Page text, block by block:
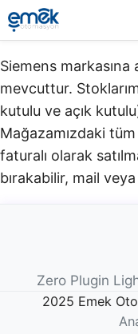
Siemens markasına
mevcuttur.
kutulu ve açık
Mağazamızdaki
faturalı olarak
bırakabilir, mail
Zero Plugin
2025 Emek